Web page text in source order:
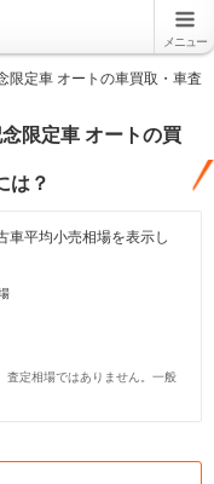
メニュー
限定車 オートの車買取・車査
限定車 オートの買
は？
車平均小売相場を表示し
査定相場ではありません。一般